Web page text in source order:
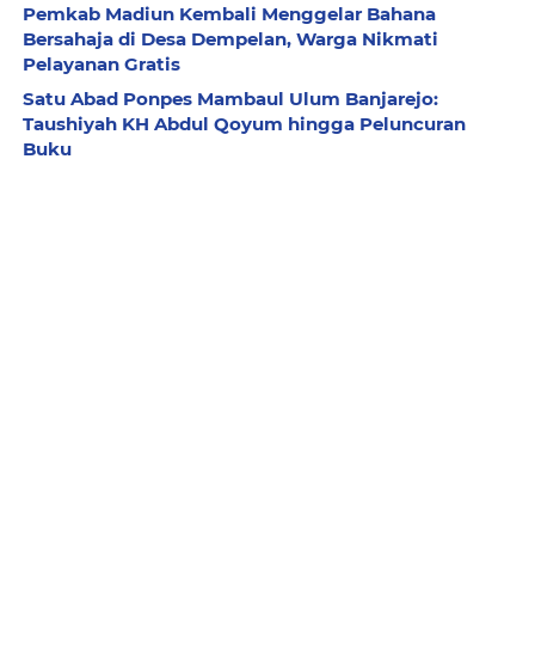
Pemkab Madiun Kembali Menggelar Bahana
Bersahaja di Desa Dempelan, Warga Nikmati
Pelayanan Gratis
Satu Abad Ponpes Mambaul Ulum Banjarejo:
Taushiyah KH Abdul Qoyum hingga Peluncuran
Buku